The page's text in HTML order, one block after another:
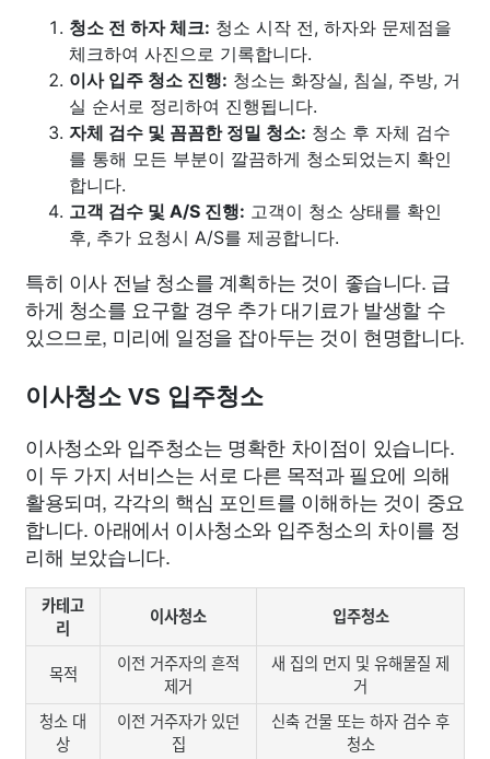
청소 전 하자 체크: 청소 시작 전, 하자와 문제점을
체크하여 사진으로 기록합니다.
이사 입주 청소 진행: 청소는 화장실, 침실, 주방, 거
실 순서로 정리하여 진행됩니다.
자체 검수 및 꼼꼼한 정밀 청소: 청소 후 자체 검수
를 통해 모든 부분이 깔끔하게 청소되었는지 확인
합니다.
고객 검수 및 A/S 진행: 고객이 청소 상태를 확인
후, 추가 요청시 A/S를 제공합니다.
특히 이사 전날 청소를 계획하는 것이 좋습니다. 급
하게 청소를 요구할 경우 추가 대기료가 발생할 수
있으므로, 미리에 일정을 잡아두는 것이 현명합니다.
이사청소 VS 입주청소
이사청소와 입주청소는 명확한 차이점이 있습니다.
이 두 가지 서비스는 서로 다른 목적과 필요에 의해
활용되며, 각각의 핵심 포인트를 이해하는 것이 중요
합니다. 아래에서 이사청소와 입주청소의 차이를 정
리해 보았습니다.
카테고
리
이사청소 입주청소
목적
이전 거주자의 흔적
제거
새 집의 먼지 및 유해물질 제
거
청소 대
상
이전 거주자가 있던
집
신축 건물 또는 하자 검수 후
청소